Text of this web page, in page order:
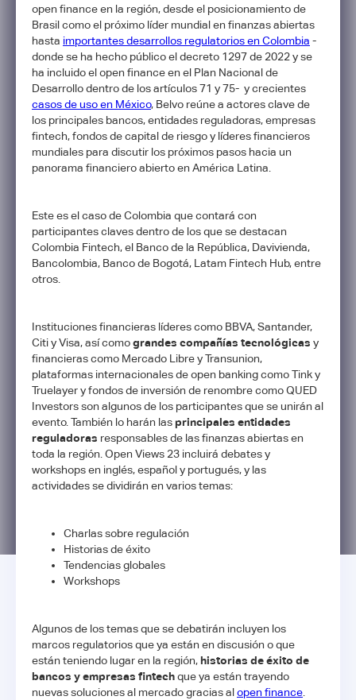
open finance en la región, desde el posicionamiento de
Brasil como el próximo líder mundial en finanzas abiertas
hasta importantes desarrollos regulatorios en Colombia -
donde se ha hecho público el decreto 1297 de 2022 y se
ha incluido el open finance en el Plan Nacional de
Desarrollo dentro de los artículos 71 y 75- y crecientes
casos de uso en México, Belvo reúne a actores clave de
los principales bancos, entidades reguladoras, empresas
fintech, fondos de capital de riesgo y líderes financieros
mundiales para discutir los próximos pasos hacia un
panorama financiero abierto en América Latina.
Este es el caso de Colombia que contará con
participantes claves dentro de los que se destacan
Colombia Fintech, el Banco de la República, Davivienda,
Bancolombia, Banco de Bogotá, Latam Fintech Hub, entre
otros.
Instituciones financieras líderes como BBVA, Santander,
Citi y Visa, así comograndes compañías tecnológicas y
financieras como Mercado Libre y Transunion,
plataformas internacionales de open banking como Tink y
Truelayer y fondos de inversión de renombre como QUED
Investors son algunos de los participantes que se unirán al
evento. También lo harán lasprincipales entidades
reguladoras responsables de las finanzas abiertas en
toda la región. Open Views 23 incluirá debates y
workshops en inglés, español y portugués, y las
actividades se dividirán en varios temas:
Charlas sobre regulación
Historias de éxito
Tendencias globales
Workshops
Algunos de los temas que se debatirán incluyen los
marcos regulatorios que ya están en discusión o que
están teniendo lugar en la región,historias de éxito de
bancos y empresas fintechque ya están trayendo
nuevas soluciones al mercado gracias alopen finance